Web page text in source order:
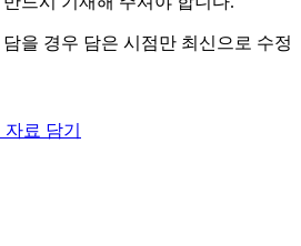
을 경우 담은 시점만 최신으로 수정
료 담기